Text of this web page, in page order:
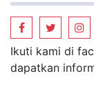
Ikuti kami di
dapatkan